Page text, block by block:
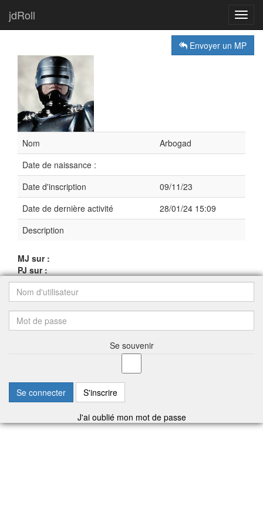
jdRoll
Envoyer un MP
Nom
Arbogad
Date de naissance :
Date d'inscription
09/11/23
Date de dernière activité
28/01/24 15:09
Description
MJ sur :
PJ sur :
Se souvenir
Se connecter S'inscrire
J'ai oublié mon mot de passe